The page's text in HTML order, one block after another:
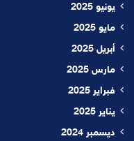
يونيو 2025
مايو 2025
أبريل 2025
مارس 2025
فبراير 2025
يناير 2025
ديسمبر 2024